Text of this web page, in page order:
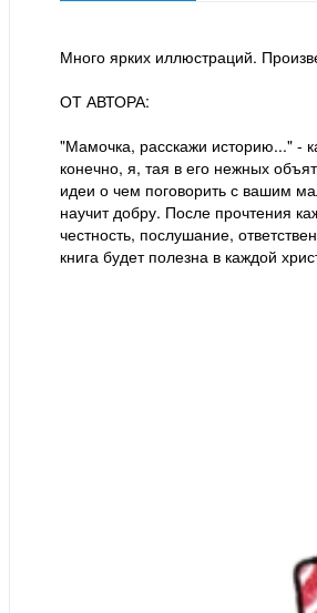
Много ярких иллюстраций.
ОТ АВТОРА:
"Мамочка, расскажи историю..." -
конечно, я, тая в его нежных
идеи о чем поговорить с вашим
научит добру. После прочтения
честность, послушание,
книга будет полезна в каждой